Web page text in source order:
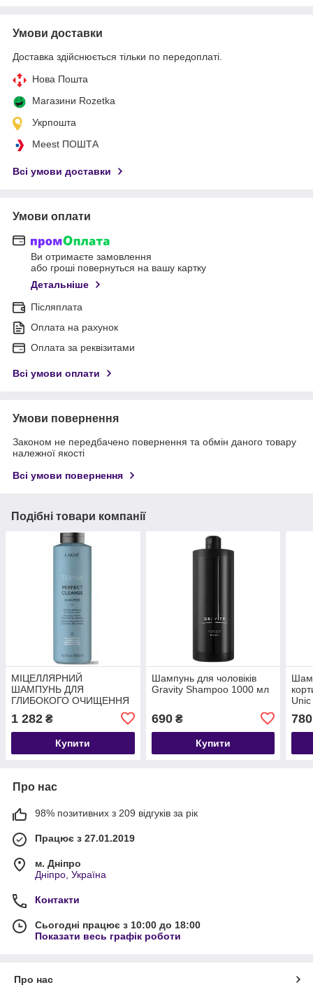
Умови доставки
Доставка здійснюється тільки по передоплаті.
Нова Пошта
Магазини Rozetka
Укрпошта
Meest ПОШТА
Всі умови доставки
Умови оплати
Ви отримаєте замовлення
або гроші повернуться на вашу картку
Детальніше
Післяплата
Оплата на рахунок
Оплата за реквізитами
Всі умови оплати
Умови повернення
Законом не передбачено повернення та обмін даного товару
належної якості
Всі умови повернення
Подібні товари компанії
МІЦЕЛЛЯРНИЙ
ШАМПУНЬ ДЛЯ
ГЛИБОКОГО ОЧИЩЕННЯ
ВОЛОССЯ LAKME TEKNIA
PERFECT CLEANSE
SHAMPOO 1000
1 282 ₴
Купити
Шампунь для чоловіків
Gravity Shampoo 1000 мл
690₴
Купити
780
Про нас
98% позитивних з 209 відгуків за рік
Працює з 27.01.2019
м. Дніпро
Дніпро, Україна
Контакти
Сьогодні працює з 10:00 до 18:00
Показати весь графік роботи
Про нас